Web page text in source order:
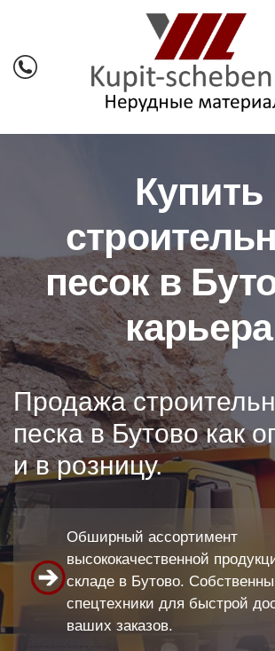
Купить
песок в
карьера
Продажа
песка в Бутово как
и в розницу.
Обширный ассортимент
высококачественной
складе в Бутово.
спецтехники для быстрой
ваших заказов.